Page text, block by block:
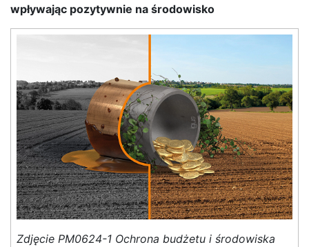
wpływając pozytywnie na środowisko
Zdjęcie PM0624-1 Ochrona budżetu i środowiska